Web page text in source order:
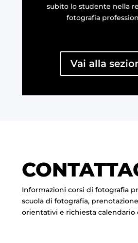
subito lo studente nella
fotografia
Vai alla
Informazioni corsi di fotografia
scuola di fotografia,
orientativi e richiesta calendario